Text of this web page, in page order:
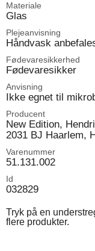
Materiale
Glas
Plejeanvisning
Håndvask
Fødevaresikkerhed
Fødevaresikker
Anvisning
Ikke egnet til
Producent
New Edition,
2031 BJ Haarlem,
Varenummer
51.131.002
Id
032829
Tryk på en
flere produkter.